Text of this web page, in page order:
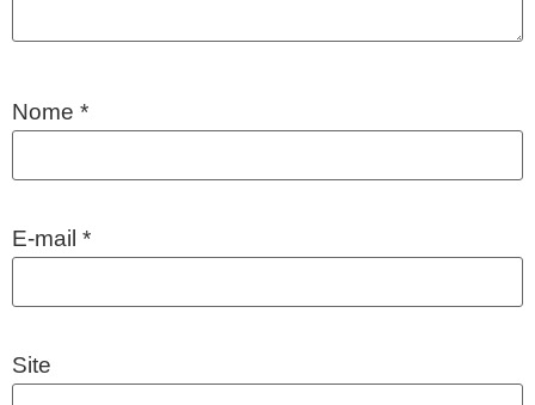
Nome *
E-mail *
Site